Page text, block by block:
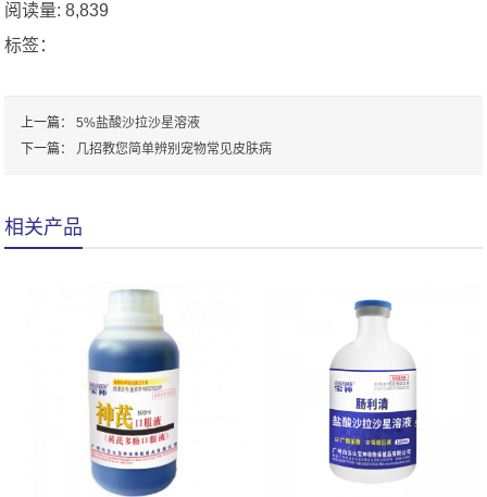
阅读量: 8,839
标签：
上一篇：5%盐酸沙拉沙星溶液
下一篇： 几招教您简单辨别宠物常见皮肤病
相关产品